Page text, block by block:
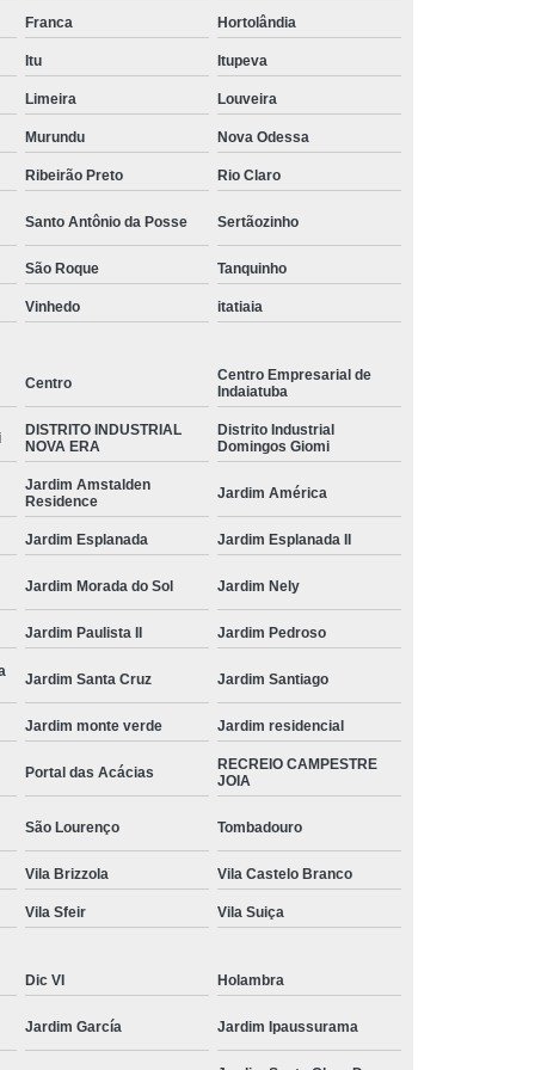
Franca Hortolândia
Itu Itupeva
Limeira Louveira
Murundu Nova Odessa
Ribeirão Preto Rio Claro
Santo Antônio da Posse Sertãozinho
São Roque Tanquinho
Vinhedo itatiaia
Centro
Centro Empresarial de
Indaiatuba
DISTRITO INDUSTRIAL
NOVA ERA
Distrito Industrial
Domingos Giomi
Jardim Amstalden
Residence
Jardim América
Jardim Esplanada Jardim Esplanada II
Jardim Morada do Sol Jardim Nely
Jardim Paulista II Jardim Pedroso
Jardim Santa Cruz Jardim Santiago
Jardim monte verde Jardim residencial
Portal das Acácias
RECREIO CAMPESTRE
JOIA
São Lourenço Tombadouro
Vila Brizzola Vila Castelo Branco
Vila Sfeir Vila Suiça
Dic VI Holambra
Jardim García Jardim Ipaussurama